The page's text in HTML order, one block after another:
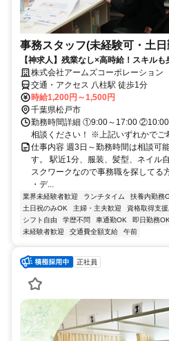
事務スタッフ(未経験可・土
【神求人】残業なし×高時給！スキル
株式会社アームズコーポレーション
交通・アクセス 八柱駅 徒歩1分
時給1,200円～1,500円
千葉県松戸市
勤務時間詳細 ①9:00～17:00
相談ください！ ※上記いずれかでご
仕事内容 週3日～勤務時間は相談可
す。 駅近1分、服装、髪型、ネイル
スクワークなので事務職を探してる
・デ...
業界未経験者歓迎 ランチタイム 扶養内勤務
土日祝のみOK
主婦・主夫歓迎 資格取得支援
シフト自由
学歴不問 車通勤OK 即日勤務OK
未経験者歓迎
交通費全額支給 午前
正社員